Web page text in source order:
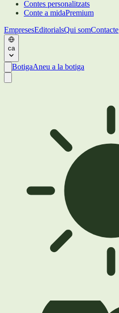
Contes personalitzats
Conte a midaPremium
EmpresesEditorialsQui somContacte
ca
BotigaAneu a la botiga